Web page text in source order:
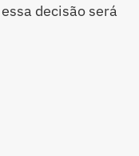
decisão será